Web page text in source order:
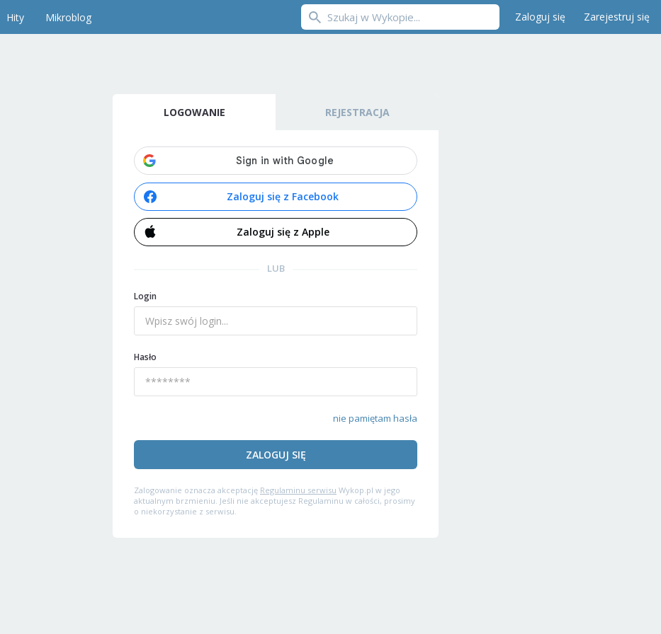
Hity Mikroblog Zaloguj się Zarejestruj się
LOGOWANIE REJESTRACJA
Zaloguj się z Facebook
Zaloguj się z Apple
LUB
Login
Hasło
nie pamiętam hasła
ZALOGUJ SIĘ
Zalogowanie oznacza akceptację Regulaminu serwisu Wykop.pl w jego
aktualnym brzmieniu. Jeśli nie akceptujesz Regulaminu w całości, prosimy
o niekorzystanie z serwisu.